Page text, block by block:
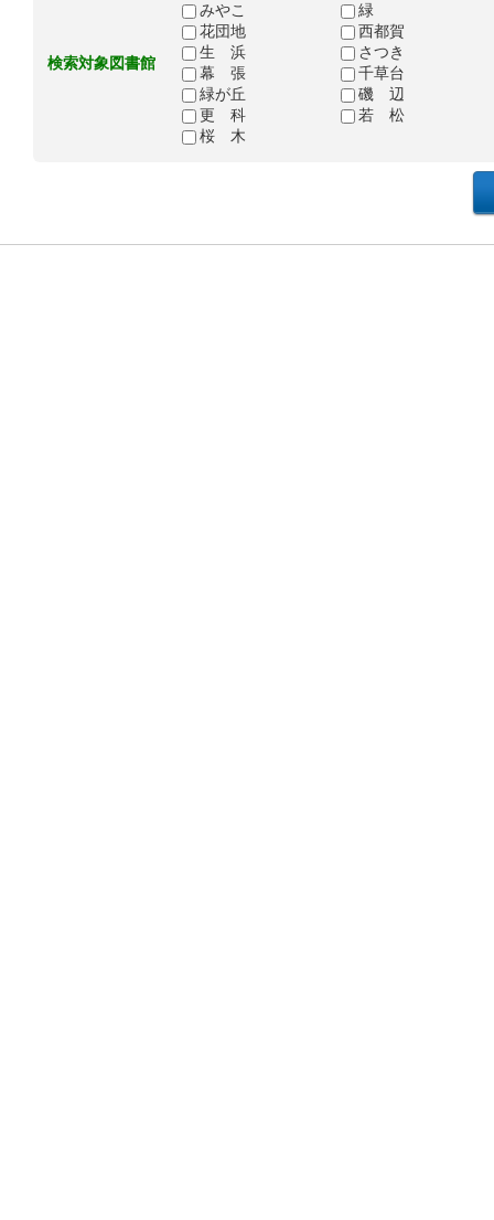
検索対象図書館
みやこ
緑
花団地
西都賀
生 浜
さつき
幕 張
千草台
緑が丘
磯 辺
更 科
若 松
桜 木